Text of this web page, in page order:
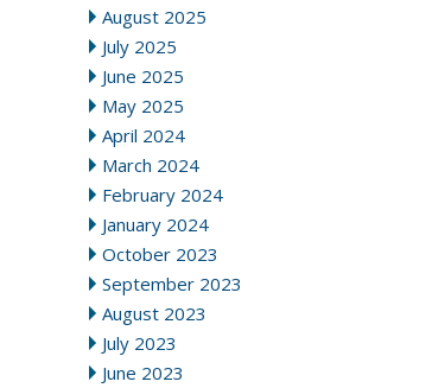
August 2025
July 2025
June 2025
May 2025
April 2024
March 2024
February 2024
January 2024
October 2023
September 2023
August 2023
July 2023
June 2023